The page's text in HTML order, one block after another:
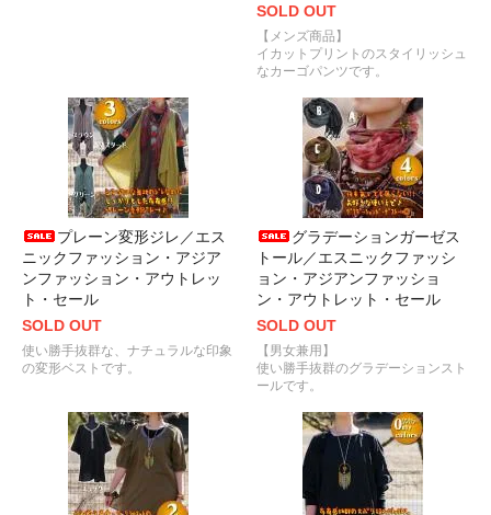
SOLD OUT
【メンズ商品】
イカットプリントのスタイリッシュ
なカーゴパンツです。
プレーン変形ジレ／エス
ニックファッション・アジア
ンファッション・アウトレッ
ト・セール
SOLD OUT
使い勝手抜群な、ナチュラルな印象
の変形ベストです。
グラデーションガーゼス
トール／エスニックファッシ
ョン・アジアンファッショ
ン・アウトレット・セール
SOLD OUT
【男女兼用】
使い勝手抜群のグラデーションスト
ールです。